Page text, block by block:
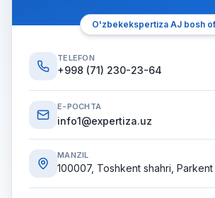
O'zbekekspertiza AJ bosh
TELEFON
+998 (71) 230-23-64
E-POCHTA
info1@expertiza.uz
MANZIL
100007, Toshkent shahri, Parkent